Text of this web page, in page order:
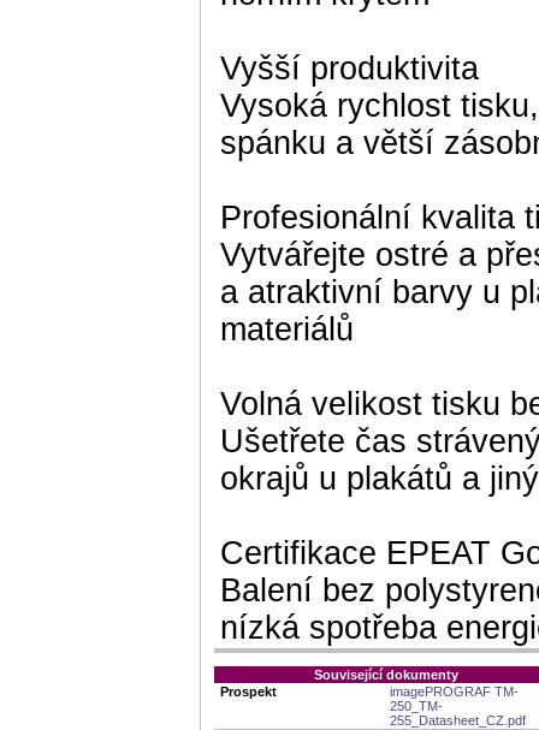
Vyšší produktivita
Vysoká rychlost
spánku a větší
Profesionální kvalita
Vytvářejte ostré a
a atraktivní barvy u
materiálů
Volná velikost tisku
Ušetřete čas
okrajů u plakátů a
Certifikace EPEAT
Balení bez
nízká spotřeba
Související dokumenty
Prospekt
imagePROGRAF TM-
250_TM-
255_Datasheet_CZ.pdf